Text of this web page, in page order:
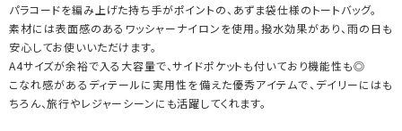
パラコードを編み上げた持ち手がポイントの、あずま袋仕様のトートバッグ。
素材には表面感のあるワッシャーナイロンを使用。撥水効果があり、雨の日も
安心してお使いいただけます。
A4サイズが余裕で入る大容量で、サイドポケットも付いており機能性も◎
こなれ感があるディテールに実用性を備えた優秀アイテムで、デイリーにはも
ちろん、旅行やレジャーシーンにも活躍してくれます。